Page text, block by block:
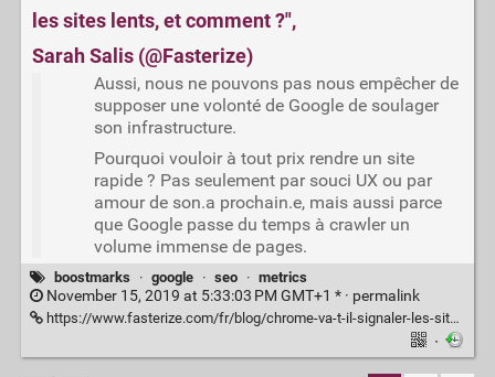
les sites lents, et comment ?",
Sarah Salis (@Fasterize)
Aussi, nous ne pouvons pas nous empêcher de
supposer une volonté de Google de soulager
son infrastructure.
Pourquoi vouloir à tout prix rendre un site
rapide ? Pas seulement par souci UX ou par
amour de son.a prochain.e, mais aussi parce
que Google passe du temps à crawler un
volume immense de pages.
boostmarks · google · seo · metrics
November 15, 2019 at 5:33:03 PM GMT+1 * · permalink
https://www.fasterize.com/fr/blog/chrome-va-t-il-signaler-les-sites-lents-et-comment/
·